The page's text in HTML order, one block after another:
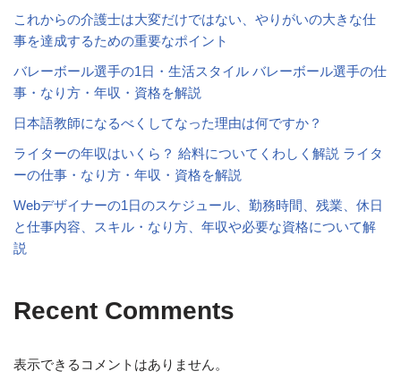
これからの介護士は大変だけではない、やりがいの大きな仕
事を達成するための重要なポイント
バレーボール選手の1日・生活スタイル バレーボール選手の仕
事・なり方・年収・資格を解説
日本語教師になるべくしてなった理由は何ですか？
ライターの年収はいくら？ 給料についてくわしく解説 ライタ
ーの仕事・なり方・年収・資格を解説
Webデザイナーの1日のスケジュール、勤務時間、残業、休日
と仕事内容、スキル・なり方、年収や必要な資格について解
説
Recent Comments
表示できるコメントはありません。